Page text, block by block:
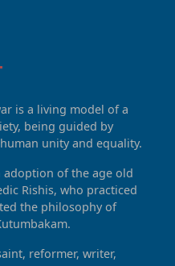
is a living model of a
being guided by
unity and equality.
adoption of the age old
Rishis, who practiced
the philosophy of
reformer, writer,